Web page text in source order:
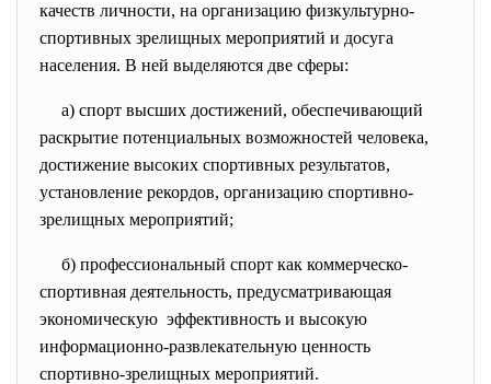
качеств личности, на организацию физкультурно-
спортивных зрелищных мероприятий и досуга
населения. В ней выделяются две сферы:
а) спорт высших достижений, обеспечивающий
раскрытие потенциальных возможностей человека,
достижение высоких спортивных результатов,
установление рекордов, организацию спортивно-
зрелищных мероприятий;
б) профессиональный спорт как коммерческо-
спортивная деятельность, предусматривающая
экономическую эффективность и высокую
информационно-развлекательную ценность
спортивно-зрелищных мероприятий.